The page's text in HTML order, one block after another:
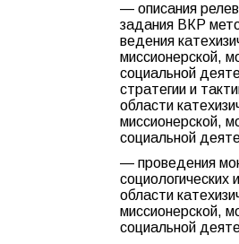
— описания
задания ВКР
ведения
миссионерской,
социальной
стратегии и
области
миссионерской,
социальной
— проведения
социологических
области
миссионерской,
социальной